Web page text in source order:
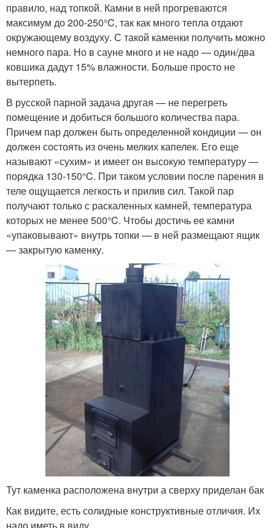
правило, над топкой. Камни в ней прогреваются
максимум до 200-250°C, так как много тепла отдают
окружающему воздуху. С такой каменки получить можно
немного пара. Но в сауне много и не надо — один/два
ковшика дадут 15% влажности. Больше просто не
вытерпеть.
В русской парной задача другая — не перегреть
помещение и добиться большого количества пара.
Причем пар должен быть определенной кондиции — он
должен состоять из очень мелких капелек. Его еще
называют «сухим» и имеет он высокую температуру —
порядка 130-150°C. При таком условии после парения в
теле ощущается легкость и прилив сил. Такой пар
получают только с раскаленных камней, температура
которых не менее 500°C. Чтобы достичь ее камни
«упаковывают» внутрь топки — в ней размещают ящик
— закрытую каменку.
Тут каменка расположена внутри а сверху приделан бак
Как видите, есть солидные конструктивные отличия. Их